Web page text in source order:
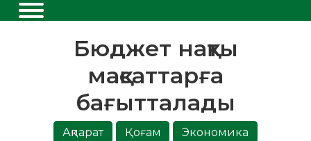
Бюджет нақты
мақсаттарға
бағытталады
Ақпарат Қоғам
Экономика